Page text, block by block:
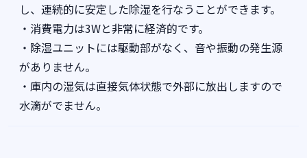
し、連続的に安定した除湿を行なうことができます。
・消費電力は3Wと非常に経済的です。
・除湿ユニットには駆動部がなく、音や振動の発生源
がありません。
・庫内の湿気は直接気体状態で外部に放出しますので
水滴がでません。